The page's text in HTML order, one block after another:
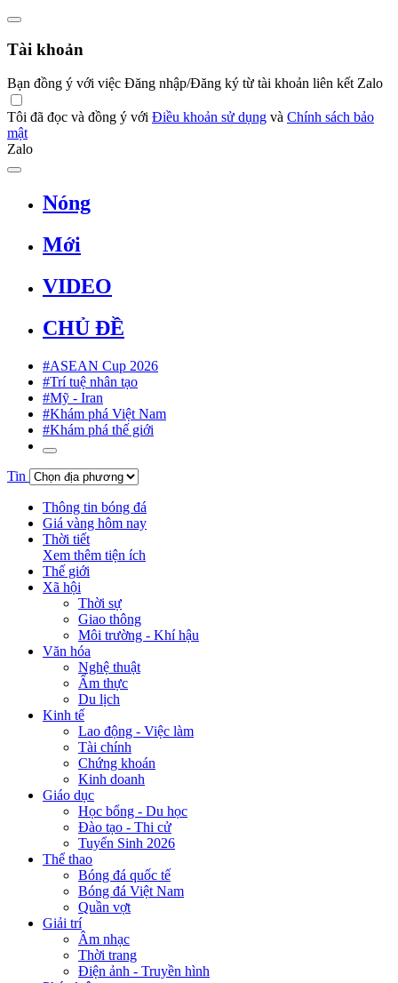
Tài khoản
Bạn đồng ý với việc Đăng nhập/Đăng ký từ tài khoản liên kết Zalo
Tôi đã đọc và đồng ý với Điều khoản sử dụng và Chính sách bảo
mật
Zalo
Nóng
Mới
VIDEO
CHỦ ĐỀ
#ASEAN Cup 2026
#Trí tuệ nhân tạo
#Mỹ - Iran
#Khám phá Việt Nam
#Khám phá thế giới
Tin
Thông tin bóng đá
Giá vàng hôm nay
Thời tiết
Xem thêm tiện ích
Thế giới
Xã hội
Thời sự
Giao thông
Môi trường - Khí hậu
Văn hóa
Nghệ thuật
Ẩm thực
Du lịch
Kinh tế
Lao động - Việc làm
Tài chính
Chứng khoán
Kinh doanh
Giáo dục
Học bổng - Du học
Đào tạo - Thi cử
Tuyển Sinh 2026
Thể thao
Bóng đá quốc tế
Bóng đá Việt Nam
Quần vợt
Giải trí
Âm nhạc
Thời trang
Điện ảnh - Truyền hình